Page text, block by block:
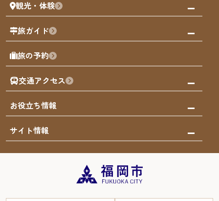
福岡グルメ
福岡を楽しむ
福岡のアート
福岡のナイトタイム
福岡の歴史・文化
サステナブルツーリズム
福岡検定
よかなび音声ガイド
観光・体験
観る・遊ぶ
屋台
買う
体験
泊まる
旅ガイド
モデルコース
AIおまかせコース
オリジナルプラン
みんなの旅行記
旅の予約
交通アクセス
市内交通ガイド
お得なチケット
お役立ち情報
お知らせ
災害情報
サイト情報
まち歩き・体験プログラム掲載申込